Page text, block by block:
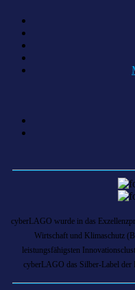
cyberLAGO wurde in das
Wirtschaft und Klimaschutz
leistungsfähigsten
cyberLAGO das Silber-Label der